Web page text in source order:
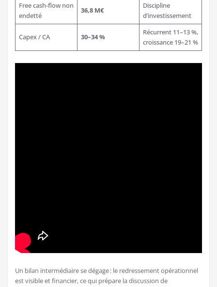
Free cash-flow non
endetté
36,8 M€
Discipline
d’investissement
Capex / CA 30–34 %
Récurrent 11–13 %,
croissance 19–21 %
Un bilan intermédiaire se dégage : le redressement opérationnel
est visible et financier, ce qui prépare la discussion de